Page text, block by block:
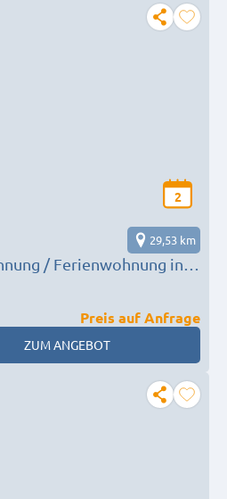
2
/ Ferienwohnung in
in Schmelz
29,53 km
Preis auf Anfrage
ZUM ANGEBOT